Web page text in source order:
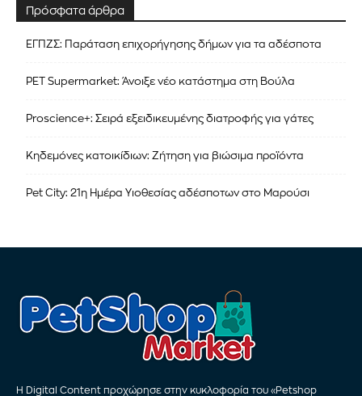
Πρόσφατα άρθρα
ΕΓΠΖΣ: Παράταση επιχορήγησης δήμων για τα αδέσποτα
PET Supermarket: Άνοιξε νέο κατάστημα στη Βούλα
Proscience+: Σειρά εξειδικευμένης διατροφής για γάτες
Κηδεμόνες κατοικίδιων: Ζήτηση για βιώσιμα προϊόντα
Pet City: 21η Ημέρα Υιοθεσίας αδέσποτων στο Μαρούσι
Η Digital Content προχώρησε στην κυκλοφορία του «Petshop